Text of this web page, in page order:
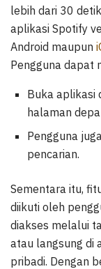
lebih dari 30
aplikasi Spotify
Android maupun
Pengguna dapat
Buka aplikasi
halaman
Pengguna
pencarian.
Sementara itu,
diikuti oleh
diakses melalui
atau langsung di
pribadi. Dengan